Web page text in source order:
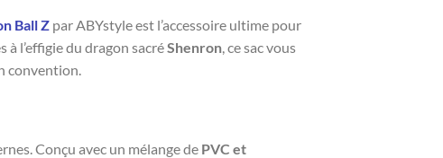
Ball Z par ABYstyle est l’accessoire ultime pour
l’effigie du dragon sacréShenron, ce sac vous
convention.
Conçu avec un mélange de PVC et